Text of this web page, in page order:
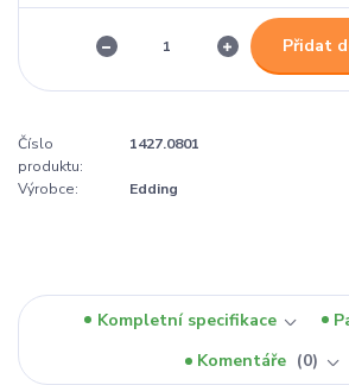
Přidat
Číslo
produktu:
1427.0801
Výrobce: Edding
Kompletní specifikace
Komentáře
0